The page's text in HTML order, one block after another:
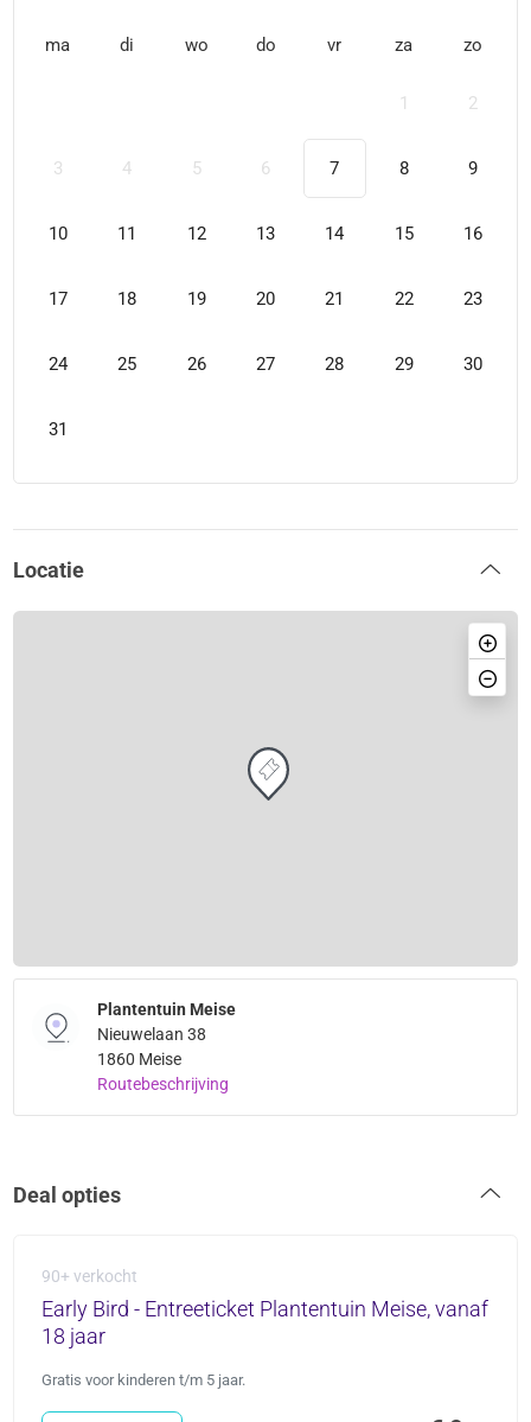
ma di wo do vr za zo
1 2
3 4 5 6 7 8 9
10 11 12 13 14 15 16
17 18 19 20 21 22 23
24 25 26 27 28 29 30
31
Locatie
Plantentuin Meise
Nieuwelaan 38
1860 Meise
Routebeschrijving
Deal opties
90+ verkocht
Early Bird - Entreeticket Plantentuin Meise, vanaf
18 jaar
Gratis voor kinderen t/m 5 jaar.